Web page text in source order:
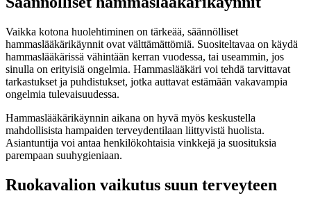
Vaikka kotona huolehtiminen on tärkeää, säännölliset
hammaslääkärikäynnit ovat välttämättömiä. Suositeltavaa on käydä
hammaslääkärissä vähintään kerran vuodessa, tai useammin, jos
sinulla on erityisiä ongelmia. Hammaslääkäri voi tehdä tarvittavat
tarkastukset ja puhdistukset, jotka auttavat estämään vakavampia
ongelmia tulevaisuudessa.
Hammaslääkärikäynnin aikana on hyvä myös keskustella
mahdollisista hampaiden terveydentilaan liittyvistä huolista.
Asiantuntija voi antaa henkilökohtaisia vinkkejä ja suosituksia
parempaan suuhygieniaan.
Ruokavalion vaikutus suun terveyteen